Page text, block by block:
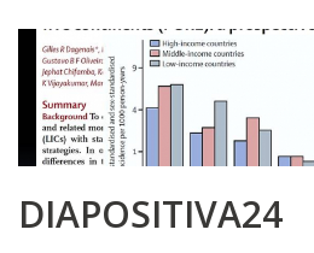
DIAPOSITIVA24